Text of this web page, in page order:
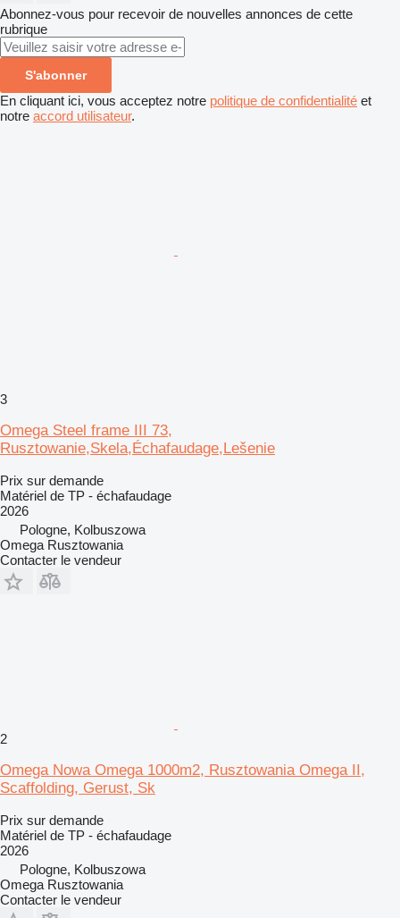
Abonnez-vous pour recevoir de nouvelles annonces de cette
rubrique
S'abonner
En cliquant ici, vous acceptez notre politique de confidentialité et
notre accord utilisateur.
3
Omega Steel frame III 73,
Rusztowanie,Skela,Échafaudage,Lešenie
Prix sur demande
Matériel de TP - échafaudage
2026
Pologne, Kolbuszowa
Omega Rusztowania
Contacter le vendeur
2
Omega Nowa Omega 1000m2, Rusztowania Omega II,
Scaffolding, Gerust, Sk
Prix sur demande
Matériel de TP - échafaudage
2026
Pologne, Kolbuszowa
Omega Rusztowania
Contacter le vendeur